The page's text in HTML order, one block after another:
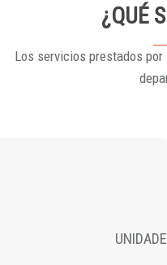
¿QUÉ
Los servicios prestados